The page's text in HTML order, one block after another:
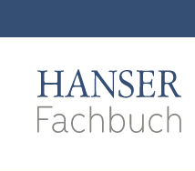
Zur Hauptnavigation